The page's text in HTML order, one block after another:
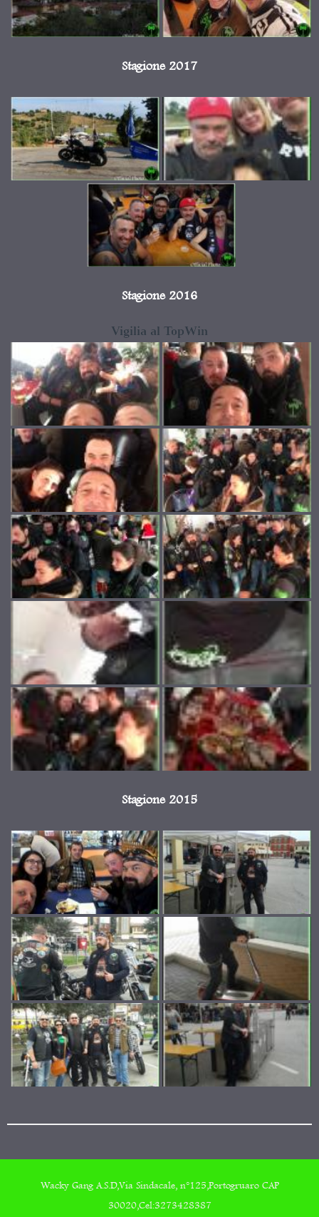
Stagione 2017
Stagione 2016
Vigilia al TopWin
Stagione 2015
Wacky Gang A.S.D,Via Sindacale, n°125,Portogruaro CAP
30020,Cel:3273428387